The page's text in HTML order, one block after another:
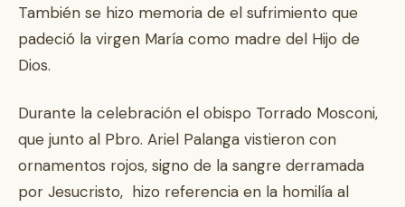
También se hizo memoria de el sufrimiento que
padeció la virgen María como madre del Hijo de
Dios.
Durante la celebración el obispo Torrado Mosconi,
que junto al Pbro. Ariel Palanga vistieron con
ornamentos rojos, signo de la sangre derramada
por Jesucristo, hizo referencia en la homilía al